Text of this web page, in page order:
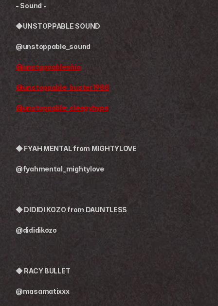
- Sound -
◆UNSTOPPABLE SOUND
@unstoppable_sound
@unstoppableshio
@unstoppable_buster1988
@unstoppable_sleepyhype
◆ FYAH MENTAL from MIGHTYLOVE
@fyahmental_mightylove
◆ DIDIDI KOZO from DAUNTLESS
@dididikozo
◆ RACY BULLET
@masamatixxx